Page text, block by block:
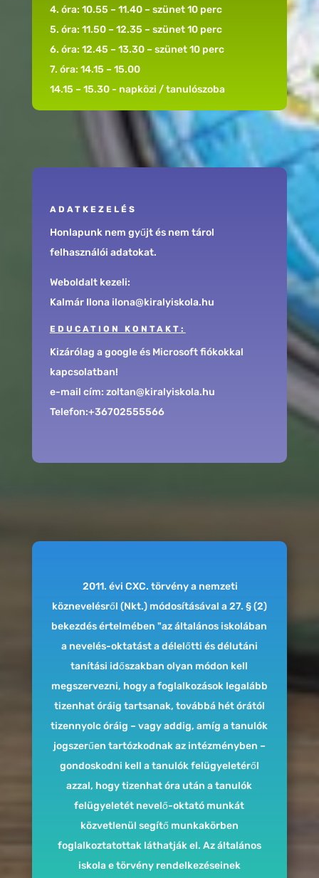
4. óra: 10.55 – 11.40 – szünet 10 perc
5. óra: 11.50 – 12.35 – szünet 10 perc
6. óra: 12.45 – 13.30 – szünet 10 perc
7. óra: 14.15 – 15.00
14.15 – 15.30 - napközi / tanulószoba
ADATKEZELÉS
Honlapunk nem gyűjt és nem tárol
felhasználói adatokat.
Weboldalt kezeli:
Kalmár Ilona ilona@kiralyiskola.hu
EDUCATION KONTAKT:
Kizárólag a google és Microsoft fiókokkal
kapcsolatban!
e-mail cím: zoltan@kiralyiskola.hu
Telefon:+36702555566
2011. évi CXC. törvény a nemzeti
köznevelésről (Nkt.) módosításával a 27. § (2)
bekezdés értelmében "az általános iskolában
a nevelés-oktatást a délelőtti és délutáni
tanítási időszakban olyan módon kell
megszervezni, hogy a foglalkozások legalább
tizenhat óráig tartsanak, továbbá hét órától
tizennyolc óráig – vagy addig, amíg a tanulók
jogszerűen tartózkodnak az intézményben –
gondoskodni kell a tanulók felügyeletéről
azzal, hogy tizenhat óra után a tanulók
felügyeletét nevelő-oktató munkát
közvetlenül segítő munkakörben
foglalkoztatottak láthatják el. Az általános
iskola e törvény rendelkezéseinek